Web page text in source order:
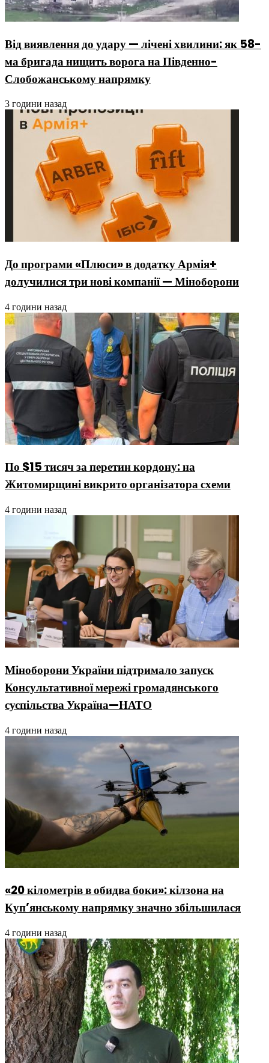
Від виявлення до удару — лічені хвилини: як 58-
ма бригада нищить ворога на Південно-
Слобожанському напрямку
3 години назад
До програми «Плюси» в додатку Армія+
долучилися три нові компанії — Міноборони
4 години назад
По $15 тисяч за перетин кордону: на
Житомирщині викрито організатора схеми
4 години назад
Міноборони України підтримало запуск
Консультативної мережі громадянського
суспільства Україна—НАТО
4 години назад
«20 кілометрів в обидва боки»: кілзона на
Куп’янському напрямку значно збільшилася
4 години назад